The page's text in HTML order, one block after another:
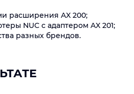
расширения AX 200;
NUC c адаптером AX 201;
разных брендов.